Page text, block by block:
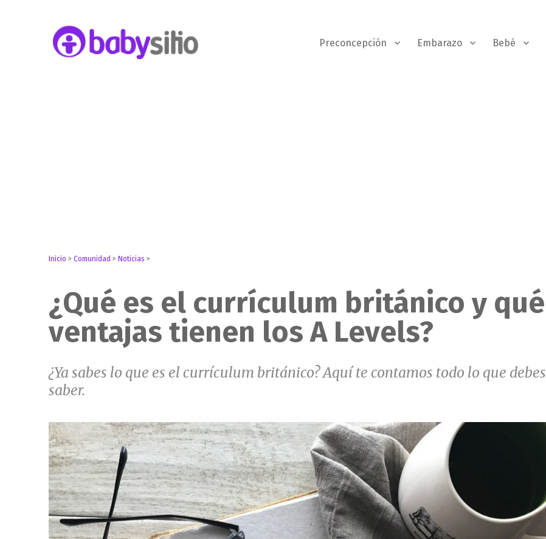
Preconcepción Embarazo Bebé
Inicio >Comunidad > Noticias >
¿Qué es el currículum británico y qué
ventajas tienen los A Levels?
¿Ya sabes lo que es el currículum británico? Aquí te contamos todo lo que debes
saber.